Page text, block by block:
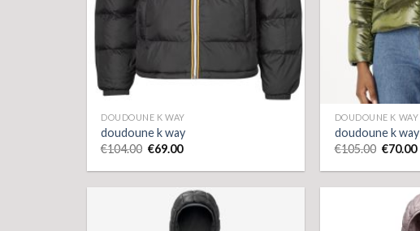
DOUDOUNE K WAY
doudoune k way
€104.00 €69.00
DOUDOUNE K WAY
doudoune k way
€105.00 €70.00